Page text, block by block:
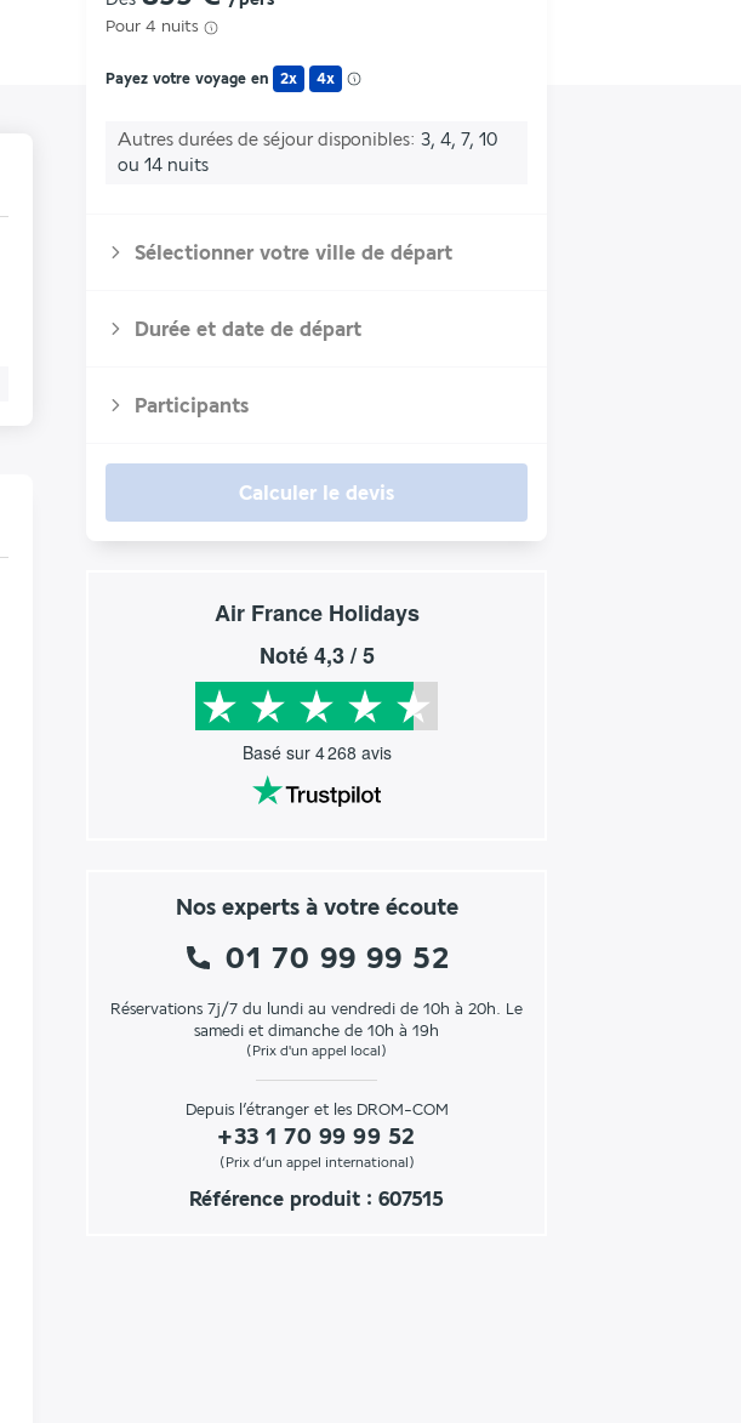
Pour 4 nuits
Payez votre voyage en 2x 4x
Autres durées de séjour disponibles 3, 4, 7, 10
ou 14 nuits
Sélectionner votre ville de départ
Durée et date de départ
Participants
Calculer le devis
Air France Holidays
Noté4,3/ 5
Basé sur 4 268 avis
Nos experts à votre écoute
01 70 99 99 52
Réservations 7j/7 du lundi au vendredi de 10h à 20h. Le
samedi et dimanche de 10h à 19h
(Prix d'un appel local)
Depuis l’étranger et les DROM-COM
+33 1 70 99 99 52
(Prix d’un appel international)
Référence produit : 607515